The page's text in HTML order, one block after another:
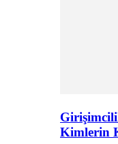
Kimlerin